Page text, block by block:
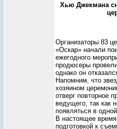
Хью Джекмана
Организаторы 83
«Оскар» начали
ежегодного
продюсеры
однако он
Напомним, что
хозяином
отверг повторное
ведущего, так как
появляться в
В настоящее
подготовкой к